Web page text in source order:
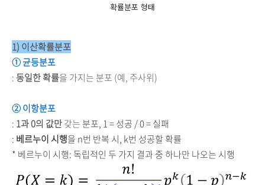
확률분포 형태
1) 이산확률분포
① 균등분포
:동일한 확률을 가지는 분포 (예, 주사위)
② 이항분포
: 1과 0의 값만갖는분포, 1 = 성공 / 0 = 실패
: 베르누이 시행을 n번 반복 시, k번 성공할 확률
* 베르누이 시행: 독립적인 두 가지 결과 중 하나만 나오는 시행